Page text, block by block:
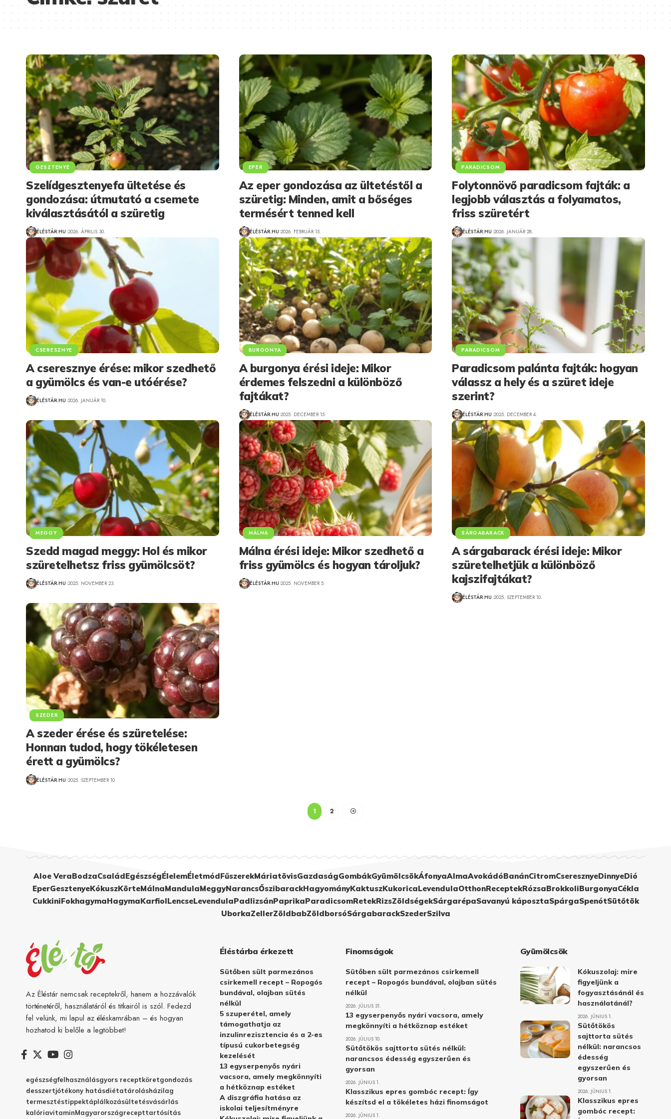
GESZTENYE
Szelídgesztenyefa ültetése és
gondozása: útmutató a csemete
kiválasztásától a szüretig
ÉLÉSTÁR.HU 2026. ÁPRILIS 30.
EPER
Az eper gondozása az ültetéstől a
szüretig: Minden, amit a bőséges
termésért tenned kell
ÉLÉSTÁR.HU 2026. FEBRUÁR 15.
PARADICSOM
Folytonnövő paradicsom fajták: a
legjobb választás a folyamatos,
friss szüretért
ÉLÉSTÁR.HU 2026. JANUÁR 28.
CSERESZNYE
A cseresznye érése: mikor szedhető
a gyümölcs és van-e utóérése?
ÉLÉSTÁR.HU 2026. JANUÁR 10.
BURGONYA
A burgonya érési ideje: Mikor
érdemes felszedni a különböző
fajtákat?
ÉLÉSTÁR.HU 2025. DECEMBER 15.
PARADICSOM
Paradicsom palánta fajták: hogyan
válassz a hely és a szüret ideje
szerint?
ÉLÉSTÁR.HU 2025. DECEMBER 4.
MEGGY
Szedd magad meggy: Hol és mikor
szüretelhetsz friss gyümölcsöt?
ÉLÉSTÁR.HU 2025. NOVEMBER 23.
MÁLNA
Málna érési ideje: Mikor szedhető a
friss gyümölcs és hogyan tároljuk?
ÉLÉSTÁR.HU 2025. NOVEMBER 5.
SÁRGABARACK
A sárgabarack érési ideje: Mikor
szüretelhetjük a különböző
kajszifajtákat?
ÉLÉSTÁR.HU 2025. SZEPTEMBER 10.
SZEDER
A szeder érése és szüretelése:
Honnan tudod, hogy tökéletesen
érett a gyümölcs?
ÉLÉSTÁR.HU 2025. SZEPTEMBER 10.
1 2
Aloe VeraBodzaCsaládEgészségÉlelemÉletmódFűszerekMáriatövisGazdaságGombákGyümölcsökÁfonyaAlmaAvokádóBanánCitromCseresznyeDinnyeDió
EperGesztenyeKókuszKörteMálnaMandulaMeggyNarancsŐszibarackHagyományKaktuszKukoricaLevendulaOtthonReceptekRózsaBrokkoliBurgonyaCékla
CukkiniFokhagymaHagymaKarfiolLencseLevendulaPadlizsánPaprikaParadicsomRetekRizsZöldségekSárgarépaSavanyú káposztaSpárgaSpenótSütőtök
UborkaZellerZöldbabZöldborsóSárgabarackSzederSzilva
Az Éléstár nemcsak receptekről, hanem a hozzávalók
történetéről, használatáról és titkairól is szól. Fedezd
fel velünk, mi lapul az éléskamrában – és hogyan
hozhatod ki belőle a legtöbbet!
egészségfelhasználásgyors receptköretgondozás
desszertjótékony hatásdiétatárolásházilag
termesztéstippektáplálkozásültetésvásárlás
kalóriavitaminMagyarországrecepttartósítás
Éléstárba érkezett
Sütőben sült parmezános
csirkemell recept – Ropogós
bundával, olajban sütés
nélkül
5 szuperétel, amely
támogathatja az
inzulinrezisztencia és a 2-es
típusú cukorbetegség
kezelését
13 egyserpenyős nyári
vacsora, amely megkönnyíti
a hétköznap estéket
A diszgráfia hatása az
iskolai teljesítményre
Finomságok
Sütőben sült parmezános csirkemell
recept – Ropogós bundával, olajban sütés
nélkül
2026. JÚLIUS 31.
13 egyserpenyős nyári vacsora, amely
megkönnyíti a hétköznap estéket
2026. JÚLIUS 10.
Sütőtökös sajttorta sütés nélkül:
narancsos édesség egyszerűen és
gyorsan
2026. JÚNIUS 1.
Klasszikus epres gombóc recept: Így
készítsd el a tökéletes házi finomságot
2026. JÚNIUS 1.
Gyümölcsök
Kókuszolaj: mire
figyeljünk a
fogyasztásánál és
használatánál?
2026. JÚNIUS 1.
Sütőtökös
sajttorta sütés
nélkül: narancsos
édesség
egyszerűen és
gyorsan
2026. JÚNIUS 1.
Klasszikus epres
gombóc recept: